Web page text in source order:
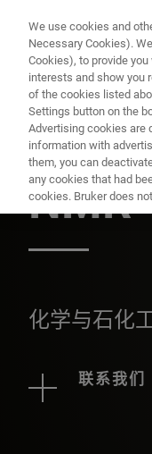
应用文档 - 磁共振
化学与石化
联系我们
We use cookies and
Necessary Cookies).
Cookies), to provide
interests and show you
of the cookies listed
Settings button on the
Advertising cookies are
information with
them, you can
any cookies that had
cookies. Bruker does